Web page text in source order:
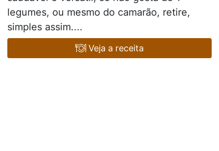
legumes, ou mesmo do camarão, retire,
simples assim....
Veja a receita